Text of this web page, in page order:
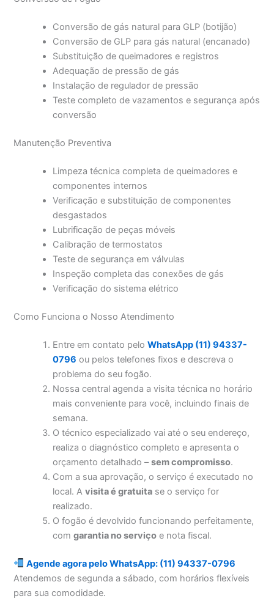
Conversão de gás natural para GLP (botijão)
Conversão de GLP para gás natural (encanado)
Substituição de queimadores e registros
Adequação de pressão de gás
Instalação de regulador de pressão
Teste completo de vazamentos e segurança após
conversão
Manutenção Preventiva
Limpeza técnica completa de queimadores e
componentes internos
Verificação e substituição de componentes
desgastados
Lubrificação de peças móveis
Calibração de termostatos
Teste de segurança em válvulas
Inspeção completa das conexões de gás
Verificação do sistema elétrico
Como Funciona o Nosso Atendimento
Entre em contato peloWhatsApp (11) 94337-
0796 ou pelos telefones fixos e descreva o
problema do seu fogão.
Nossa central agenda a visita técnica no horário
mais conveniente para você, incluindo finais de
semana.
O técnico especializado vai até o seu endereço,
realiza o diagnóstico completo e apresenta o
orçamento detalhado –sem compromisso.
Com a sua aprovação, o serviço é executado no
local. Avisita é gratuita se o serviço for
realizado.
O fogão é devolvido funcionando perfeitamente,
comgarantia no serviço e nota fiscal.
Agende agora pelo WhatsApp: (11) 94337-0796
Atendemos de segunda a sábado, com horários flexíveis
para sua comodidade.